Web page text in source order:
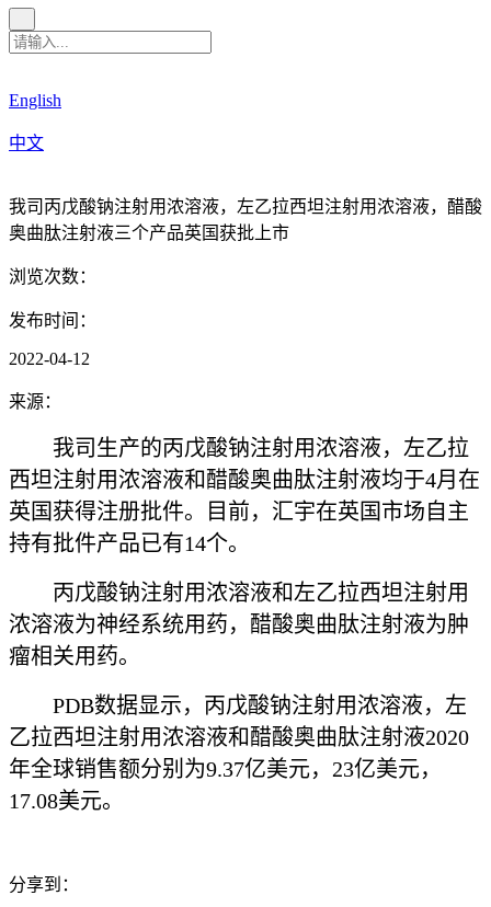
English
中文
我司丙戊酸钠注射用浓溶液，左乙拉西坦注射用浓溶液，醋酸
奥曲肽注射液三个产品英国获批上市
浏览次数：
发布时间：
2022-04-12
来源：
我司生产的丙戊酸钠注射用浓溶液，左乙拉
西坦注射用浓溶液和醋酸奥曲肽注射液均于4月在
英国获得注册批件。目前，汇宇在英国市场自主
持有批件产品已有14个。
丙戊酸钠注射用浓溶液和左乙拉西坦注射用
浓溶液为神经系统用药，醋酸奥曲肽注射液为肿
瘤相关用药。
PDB数据显示，丙戊酸钠注射用浓溶液，左
乙拉西坦注射用浓溶液和醋酸奥曲肽注射液2020
年全球销售额分别为9.37亿美元，23亿美元，
17.08美元。
分享到：